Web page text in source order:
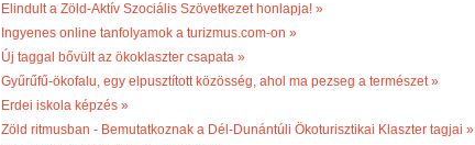
Elindult a Zöld-Aktív Szociális Szövetkezet honlapja! »
Ingyenes online tanfolyamok a turizmus.com-on »
Új taggal bővült az ökoklaszter csapata »
Gyűrűfű-ökofalu, egy elpusztított közösség, ahol ma pezseg a természet »
Erdei iskola képzés »
Zöld ritmusban - Bemutatkoznak a Dél-Dunántúli Ökoturisztikai Klaszter tagjai »